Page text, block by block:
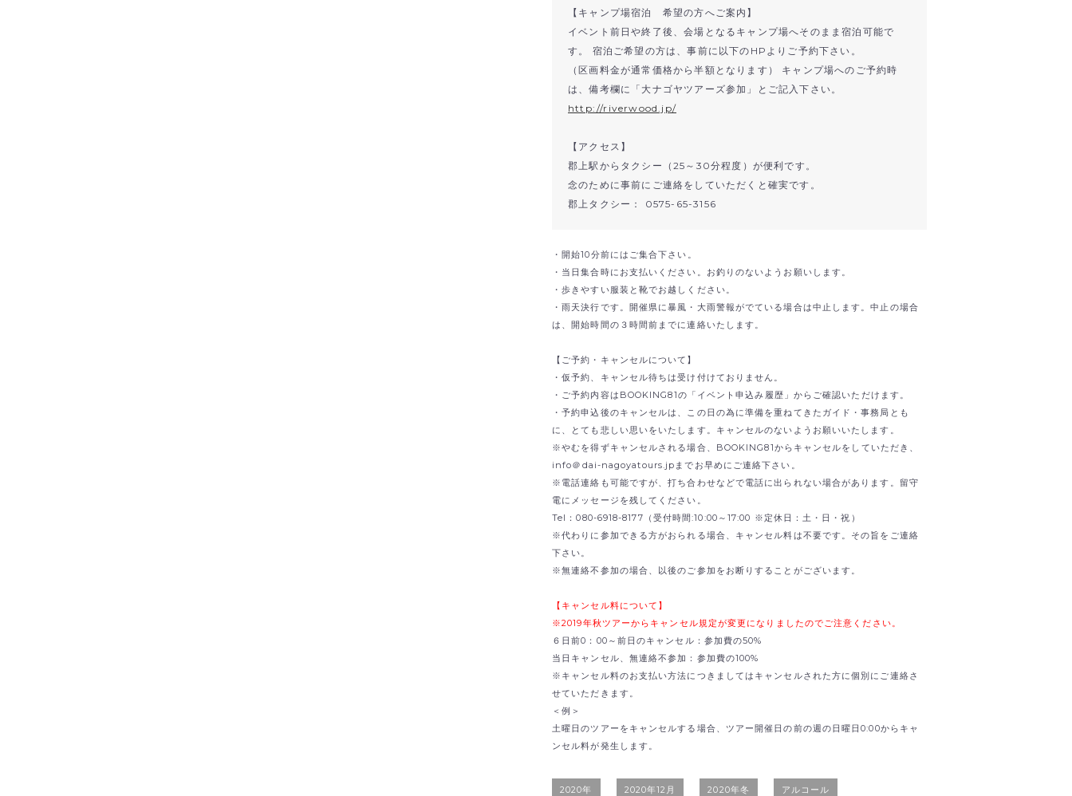
【キャンプ場宿泊 希望の方へご案内】
イベント前日や終了後、会場となるキャンプ場へそのまま宿泊可能で
す。 宿泊ご希望の方は、事前に以下のHPよりご予約下さい。
（区画料金が通常価格から半額となります） キャンプ場へのご予約時
は、備考欄に「大ナゴヤツアーズ参加」とご記入下さい。
http://riverwood.jp/
【アクセス】
郡上駅からタクシー（25～30分程度）が便利です。
念のために事前にご連絡をしていただくと確実です。
郡上タクシー： 0575-65-3156
・開始10分前にはご集合下さい。
・当日集合時にお支払いください。お釣りのないようお願いします。
・歩きやすい服装と靴でお越しください。
・雨天決行です。開催県に暴風・大雨警報がでている場合は中止します。中止の場合
は、開始時間の３時間前までに連絡いたします。
【ご予約・キャンセルについて】
・仮予約、キャンセル待ちは受け付けておりません。
・ご予約内容はBOOKING81の「イベント申込み履歴」からご確認いただけます。
・予約申込後のキャンセルは、この日の為に準備を重ねてきたガイド・事務局とも
に、とても悲しい思いをいたします。キャンセルのないようお願いいたします。
※やむを得ずキャンセルされる場合、BOOKING81からキャンセルをしていただき、
info＠dai-nagoyatours.jpまでお早めにご連絡下さい。
※電話連絡も可能ですが、打ち合わせなどで電話に出られない場合があります。留守
電にメッセージを残してください。
Tel：080-6918-8177（受付時間:10:00～17:00 ※定休日：土・日・祝）
※代わりに参加できる方がおられる場合、キャンセル料は不要です。その旨をご連絡
下さい。
※無連絡不参加の場合、以後のご参加をお断りすることがございます。
【キャンセル料について】
※2019年秋ツアーからキャンセル規定が変更になりましたのでご注意ください。
６日前0：00～前日のキャンセル：参加費の50%
当日キャンセル、無連絡不参加：参加費の100%
※キャンセル料のお支払い方法につきましてはキャンセルされた方に個別にご連絡さ
せていただきます。
＜例＞
土曜日のツアーをキャンセルする場合、ツアー開催日の前の週の日曜日0:00からキャ
ンセル料が発生します。
2020年 2020年12月 2020年冬 アルコール